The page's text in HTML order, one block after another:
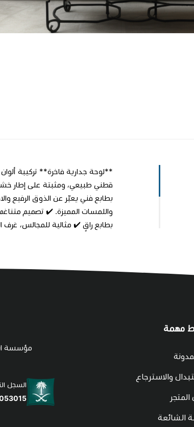
بطابع فني يعبّر عن الذوق الرفيع
بطابع راقٍ ✔️ مثالية للمجالس، غرف
مهمة
والاسترجاع
المتجر
الشائعة
مؤسسة
السجل